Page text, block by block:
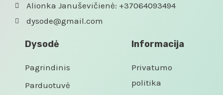
Alionka Januševičienė: +37064093494
dysode@gmail.com
Dysodė
Pagrindinis
Parduotuvė
Informacija
Privatumo
politika